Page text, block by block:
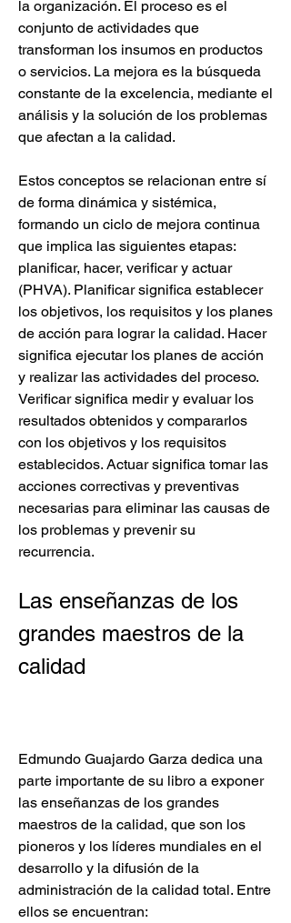
la organización. El proceso es el
conjunto de actividades que
transforman los insumos en productos
o servicios. La mejora es la búsqueda
constante de la excelencia, mediante el
análisis y la solución de los problemas
que afectan a la calidad.
Estos conceptos se relacionan entre sí
de forma dinámica y sistémica,
formando un ciclo de mejora continua
que implica las siguientes etapas:
planificar, hacer, verificar y actuar
(PHVA). Planificar significa establecer
los objetivos, los requisitos y los planes
de acción para lograr la calidad. Hacer
significa ejecutar los planes de acción
y realizar las actividades del proceso.
Verificar significa medir y evaluar los
resultados obtenidos y compararlos
con los objetivos y los requisitos
establecidos. Actuar significa tomar las
acciones correctivas y preventivas
necesarias para eliminar las causas de
los problemas y prevenir su
recurrencia.
Las enseñanzas de los
grandes maestros de la
calidad
Edmundo Guajardo Garza dedica una
parte importante de su libro a exponer
las enseñanzas de los grandes
maestros de la calidad, que son los
pioneros y los líderes mundiales en el
desarrollo y la difusión de la
administración de la calidad total. Entre
ellos se encuentran: